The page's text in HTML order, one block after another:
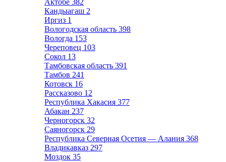
Актобе 382
Кандыагаш 2
Иргиз 1
Вологодская область 398
Вологда 153
Череповец 103
Сокол 13
Тамбовская область 391
Тамбов 241
Котовск 16
Рассказово 12
Республика Хакасия 377
Абакан 237
Черногорск 32
Саяногорск 29
Республика Северная Осетия — Алания 368
Владикавказ 297
Моздок 35